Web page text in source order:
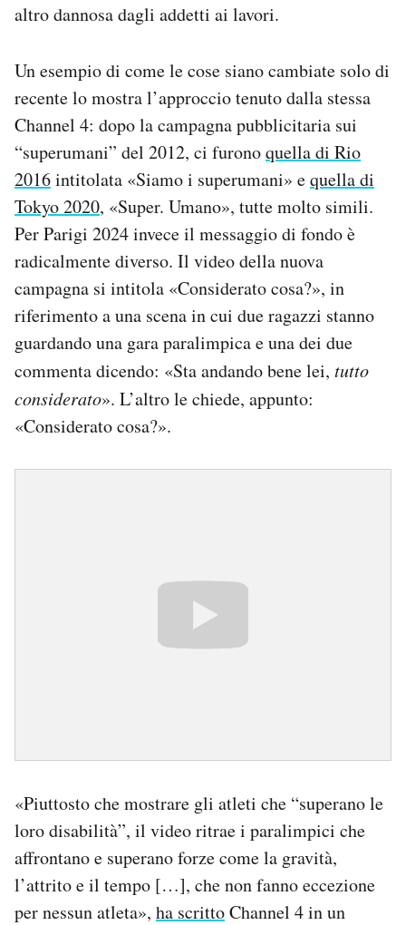
altro dannosa dagli addetti ai lavori.
Un esempio di come le cose siano cambiate solo di
recente lo mostra l’approccio tenuto dalla stessa
Channel 4: dopo la campagna pubblicitaria sui
“superumani” del 2012, ci furonoquella di Rio
2016intitolata «Siamo i superumani» equella di
Tokyo 2020, «Super. Umano», tutte molto simili.
Per Parigi 2024 invece il messaggio di fondo è
radicalmente diverso. Il video della nuova
campagna si intitola «Considerato cosa?», in
riferimento a una scena in cui due ragazzi stanno
guardando una gara paralimpica e una dei due
commenta dicendo: «Sta andando bene lei, tutto
considerato». L’altro le chiede, appunto:
«Considerato cosa?».
«Piuttosto che mostrare gli atleti che “superano le
loro disabilità”, il video ritrae i paralimpici che
affrontano e superano forze come la gravità,
l’attrito e il tempo […], che non fanno eccezione
per nessun atleta», ha scrittoChannel 4 in un